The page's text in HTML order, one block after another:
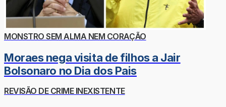
MONSTRO SEM ALMA NEM CORAÇÃO
Moraes nega visita de filhos a Jair
Bolsonaro no Dia dos Pais
REVISÃO DE CRIME INEXISTENTE